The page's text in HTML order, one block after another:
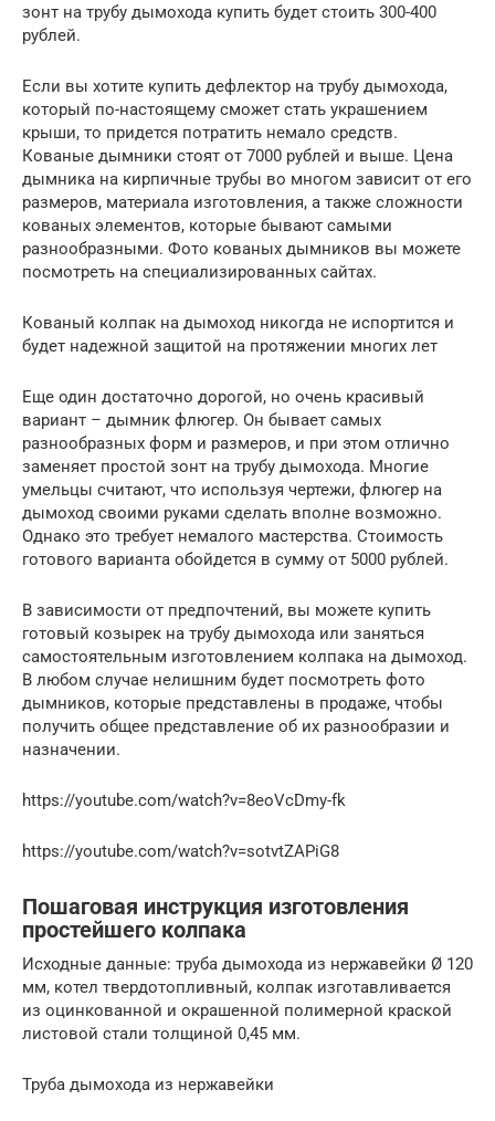
зонт на трубу дымохода купить будет стоить 300-400
рублей.
Если вы хотите купить дефлектор на трубу дымохода,
который по-настоящему сможет стать украшением
крыши, то придется потратить немало средств.
Кованые дымники стоят от 7000 рублей и выше. Цена
дымника на кирпичные трубы во многом зависит от его
размеров, материала изготовления, а также сложности
кованых элементов, которые бывают самыми
разнообразными. Фото кованых дымников вы можете
посмотреть на специализированных сайтах.
Кованый колпак на дымоход никогда не испортится и
будет надежной защитой на протяжении многих лет
Еще один достаточно дорогой, но очень красивый
вариант – дымник флюгер. Он бывает самых
разнообразных форм и размеров, и при этом отлично
заменяет простой зонт на трубу дымохода. Многие
умельцы считают, что используя чертежи, флюгер на
дымоход своими руками сделать вполне возможно.
Однако это требует немалого мастерства. Стоимость
готового варианта обойдется в сумму от 5000 рублей.
В зависимости от предпочтений, вы можете купить
готовый козырек на трубу дымохода или заняться
самостоятельным изготовлением колпака на дымоход.
В любом случае нелишним будет посмотреть фото
дымников, которые представлены в продаже, чтобы
получить общее представление об их разнообразии и
назначении.
https://youtube.com/watch?v=8eoVcDmy-fk
https://youtube.com/watch?v=sotvtZAPiG8
Пошаговая инструкция изготовления
простейшего колпака
Исходные данные: труба дымохода из нержавейки Ø 120
мм, котел твердотопливный, колпак изготавливается
из оцинкованной и окрашенной полимерной краской
листовой стали толщиной 0,45 мм.
Труба дымохода из нержавейки